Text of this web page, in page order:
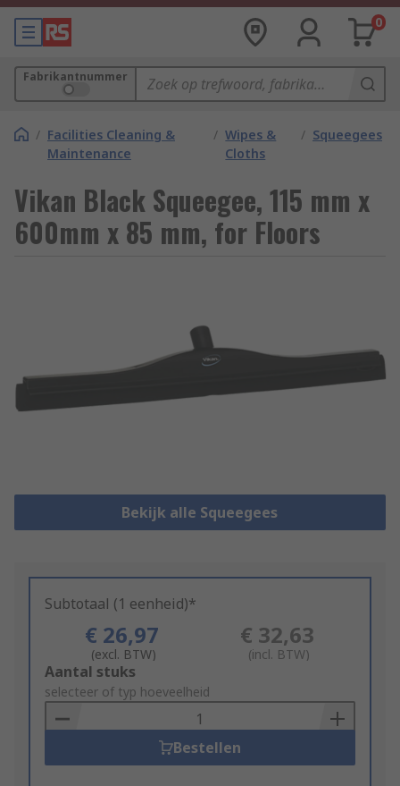
0
Fabrikantnummer
/ Facilities Cleaning &
Maintenance
/ Wipes &
Cloths
/ Squeegees
Vikan Black Squeegee, 115 mm x
600mm x 85 mm, for Floors
Bekijk alle Squeegees
Subtotaal (1 eenheid)*
€ 26,97
(excl. BTW)
€ 32,63
(incl. BTW)
Add
to
Basket
Aantal stuks
selecteer of typ hoeveelheid
Bestellen